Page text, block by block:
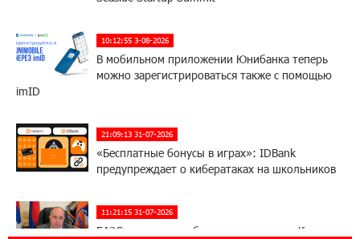
10:12:55 3-08-2026
В мобильном приложении Юнибанка теперь
можно зарегистрироваться также с помощью
imID
21:09:13 31-07-2026
«Бесплатные бонусы в играх»: IDBank
предупреждает о кибератаках на школьников
11:21:15 31-07-2026
ЕАЭС со временем будет расширяться. Когда-